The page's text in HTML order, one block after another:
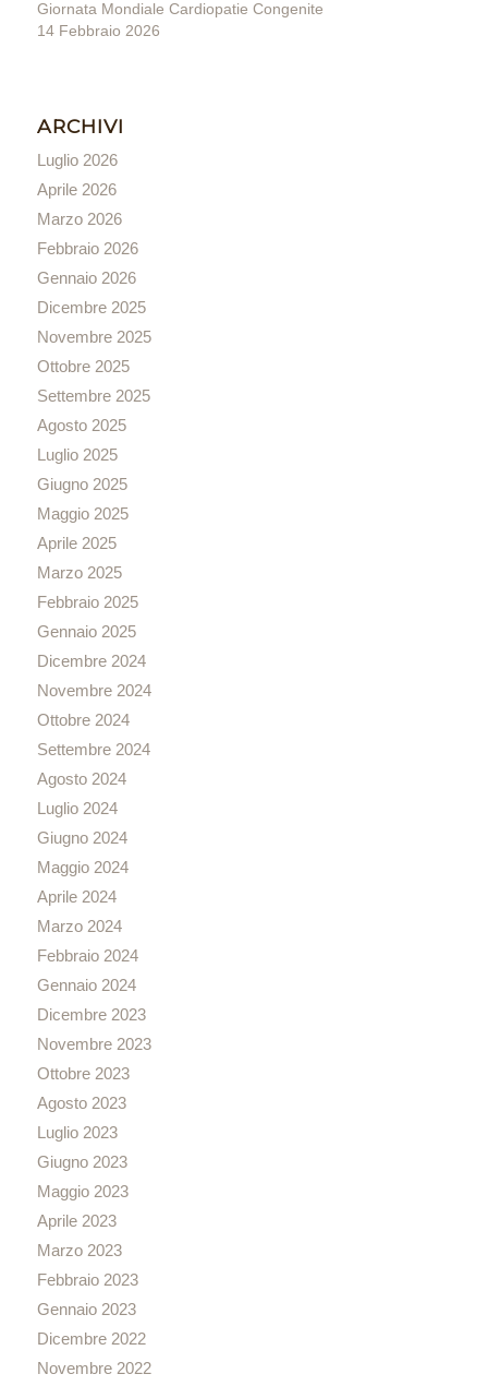
Giornata Mondiale Cardiopatie Congenite
14 Febbraio 2026
ARCHIVI
Luglio 2026
Aprile 2026
Marzo 2026
Febbraio 2026
Gennaio 2026
Dicembre 2025
Novembre 2025
Ottobre 2025
Settembre 2025
Agosto 2025
Luglio 2025
Giugno 2025
Maggio 2025
Aprile 2025
Marzo 2025
Febbraio 2025
Gennaio 2025
Dicembre 2024
Novembre 2024
Ottobre 2024
Settembre 2024
Agosto 2024
Luglio 2024
Giugno 2024
Maggio 2024
Aprile 2024
Marzo 2024
Febbraio 2024
Gennaio 2024
Dicembre 2023
Novembre 2023
Ottobre 2023
Agosto 2023
Luglio 2023
Giugno 2023
Maggio 2023
Aprile 2023
Marzo 2023
Febbraio 2023
Gennaio 2023
Dicembre 2022
Novembre 2022